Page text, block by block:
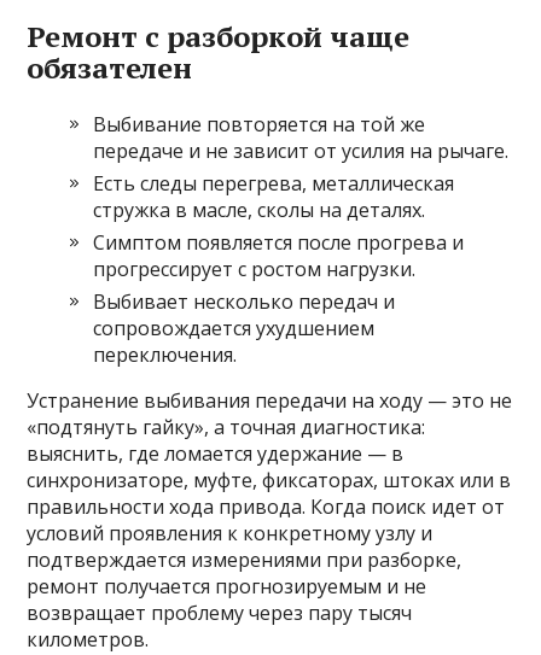
Ремонт с разборкой чаще
обязателен
Выбивание повторяется на той же
передаче и не зависит от усилия на рычаге.
Есть следы перегрева, металлическая
стружка в масле, сколы на деталях.
Симптом появляется после прогрева и
прогрессирует с ростом нагрузки.
Выбивает несколько передач и
сопровождается ухудшением
переключения.
Устранение выбивания передачи на ходу — это не
«подтянуть гайку», а точная диагностика:
выяснить, где ломается удержание — в
синхронизаторе, муфте, фиксаторах, штоках или в
правильности хода привода. Когда поиск идет от
условий проявления к конкретному узлу и
подтверждается измерениями при разборке,
ремонт получается прогнозируемым и не
возвращает проблему через пару тысяч
километров.